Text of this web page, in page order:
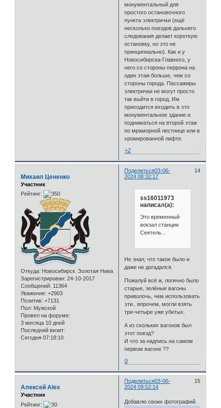
монументальный для
простого остановочного
пункта электрички (ещё
несколько поездов дальнего
следования делает короткую
остановку, но это не
принципиально). Как и у
Новосибирска-Главного, у
него со стороны перрона на
один этаж больше, чем со
стороны города. Пассажиры
электрички не могут просто
так выйти в город. Им
приходится входить в это
монументальное здание и
подниматься на второй этаж
по мраморной лестнице или в
хромированной лифте.
+2
Поделиться 14
03-06-
2024 08:32:17
Михаил Цененко
Участник
Рейтинг:
Откуда: Новосибирск. Золотая Нива
Зарегистрирован: 24-10-2017
Сообщений: 11364
Уважение: +2903
Позитив: +7131
Пол: Мужской
Провел на форуме:
3 месяца 10 дней
Последний визит:
Сегодня 07:18:10
ss16011973
написал(а):
Это временный
вокзал станции
Сеятель...
Не знал, что такое было и
даже не догадался.
Пожалуй всё ж, логично было
старые, зелёные вагоны
приволочь, чем использовать
эти.. впрочем, могли взять
три-четыре уже убитых.
А из скольких вагонов был
этот поезд?
И что за надпись на самом
первом вагоне ??
0
Поделиться 15
03-06-
2024 09:52:14
Алексей Alex
Участник
Рейтинг:
Добавлю своих фотографий.